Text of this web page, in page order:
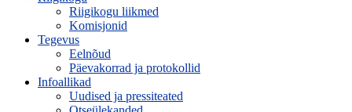
Riigikogu liikmed
Komisjonid
Tegevus
Eelnõud
Päevakorrad ja protokollid
Infoallikad
Uudised ja pressiteated